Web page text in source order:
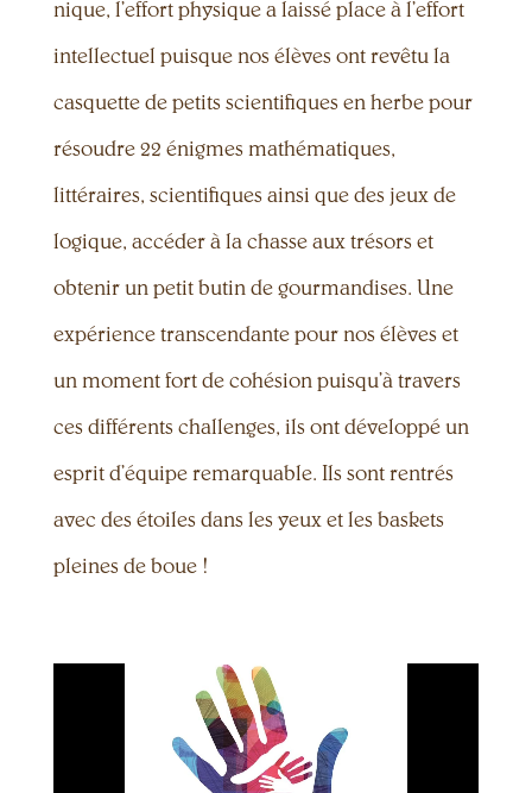
nique, l’effort physique a laissé place à l’effort
intellectuel puisque nos élèves ont revêtu la
casquette de petits scientifiques en herbe pour
résoudre 22 énigmes mathématiques,
littéraires, scientifiques ainsi que des jeux de
logique, accéder à la chasse aux trésors et
obtenir un petit butin de gourmandises. Une
expérience transcendante pour nos élèves et
un moment fort de cohésion puisqu’à travers
ces différents challenges, ils ont développé un
esprit d’équipe remarquable. Ils sont rentrés
avec des étoiles dans les yeux et les baskets
pleines de boue !